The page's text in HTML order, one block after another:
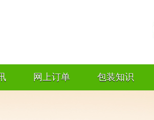
网上订单 包装知识